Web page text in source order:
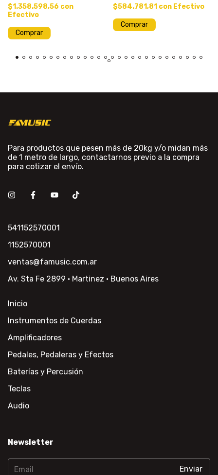
$1.358.598,56 con
Efectivo
Comprar
$584.781,81 con Efectivo
Comprar
Para productos que pesen más de 20kg y/o midan más
de 1 metro de largo, contactarnos previo a la compra
para cotizar el envío.
541152570001
1152570001
ventas@famusic.com.ar
Av. Sta Fe 2899 · Martinez · Buenos Aires
Inicio
Instrumentos de Cuerdas
Amplificadores
Pedales, Pedaleras y Efectos
Baterías y Percusión
Teclas
Audio
Newsletter